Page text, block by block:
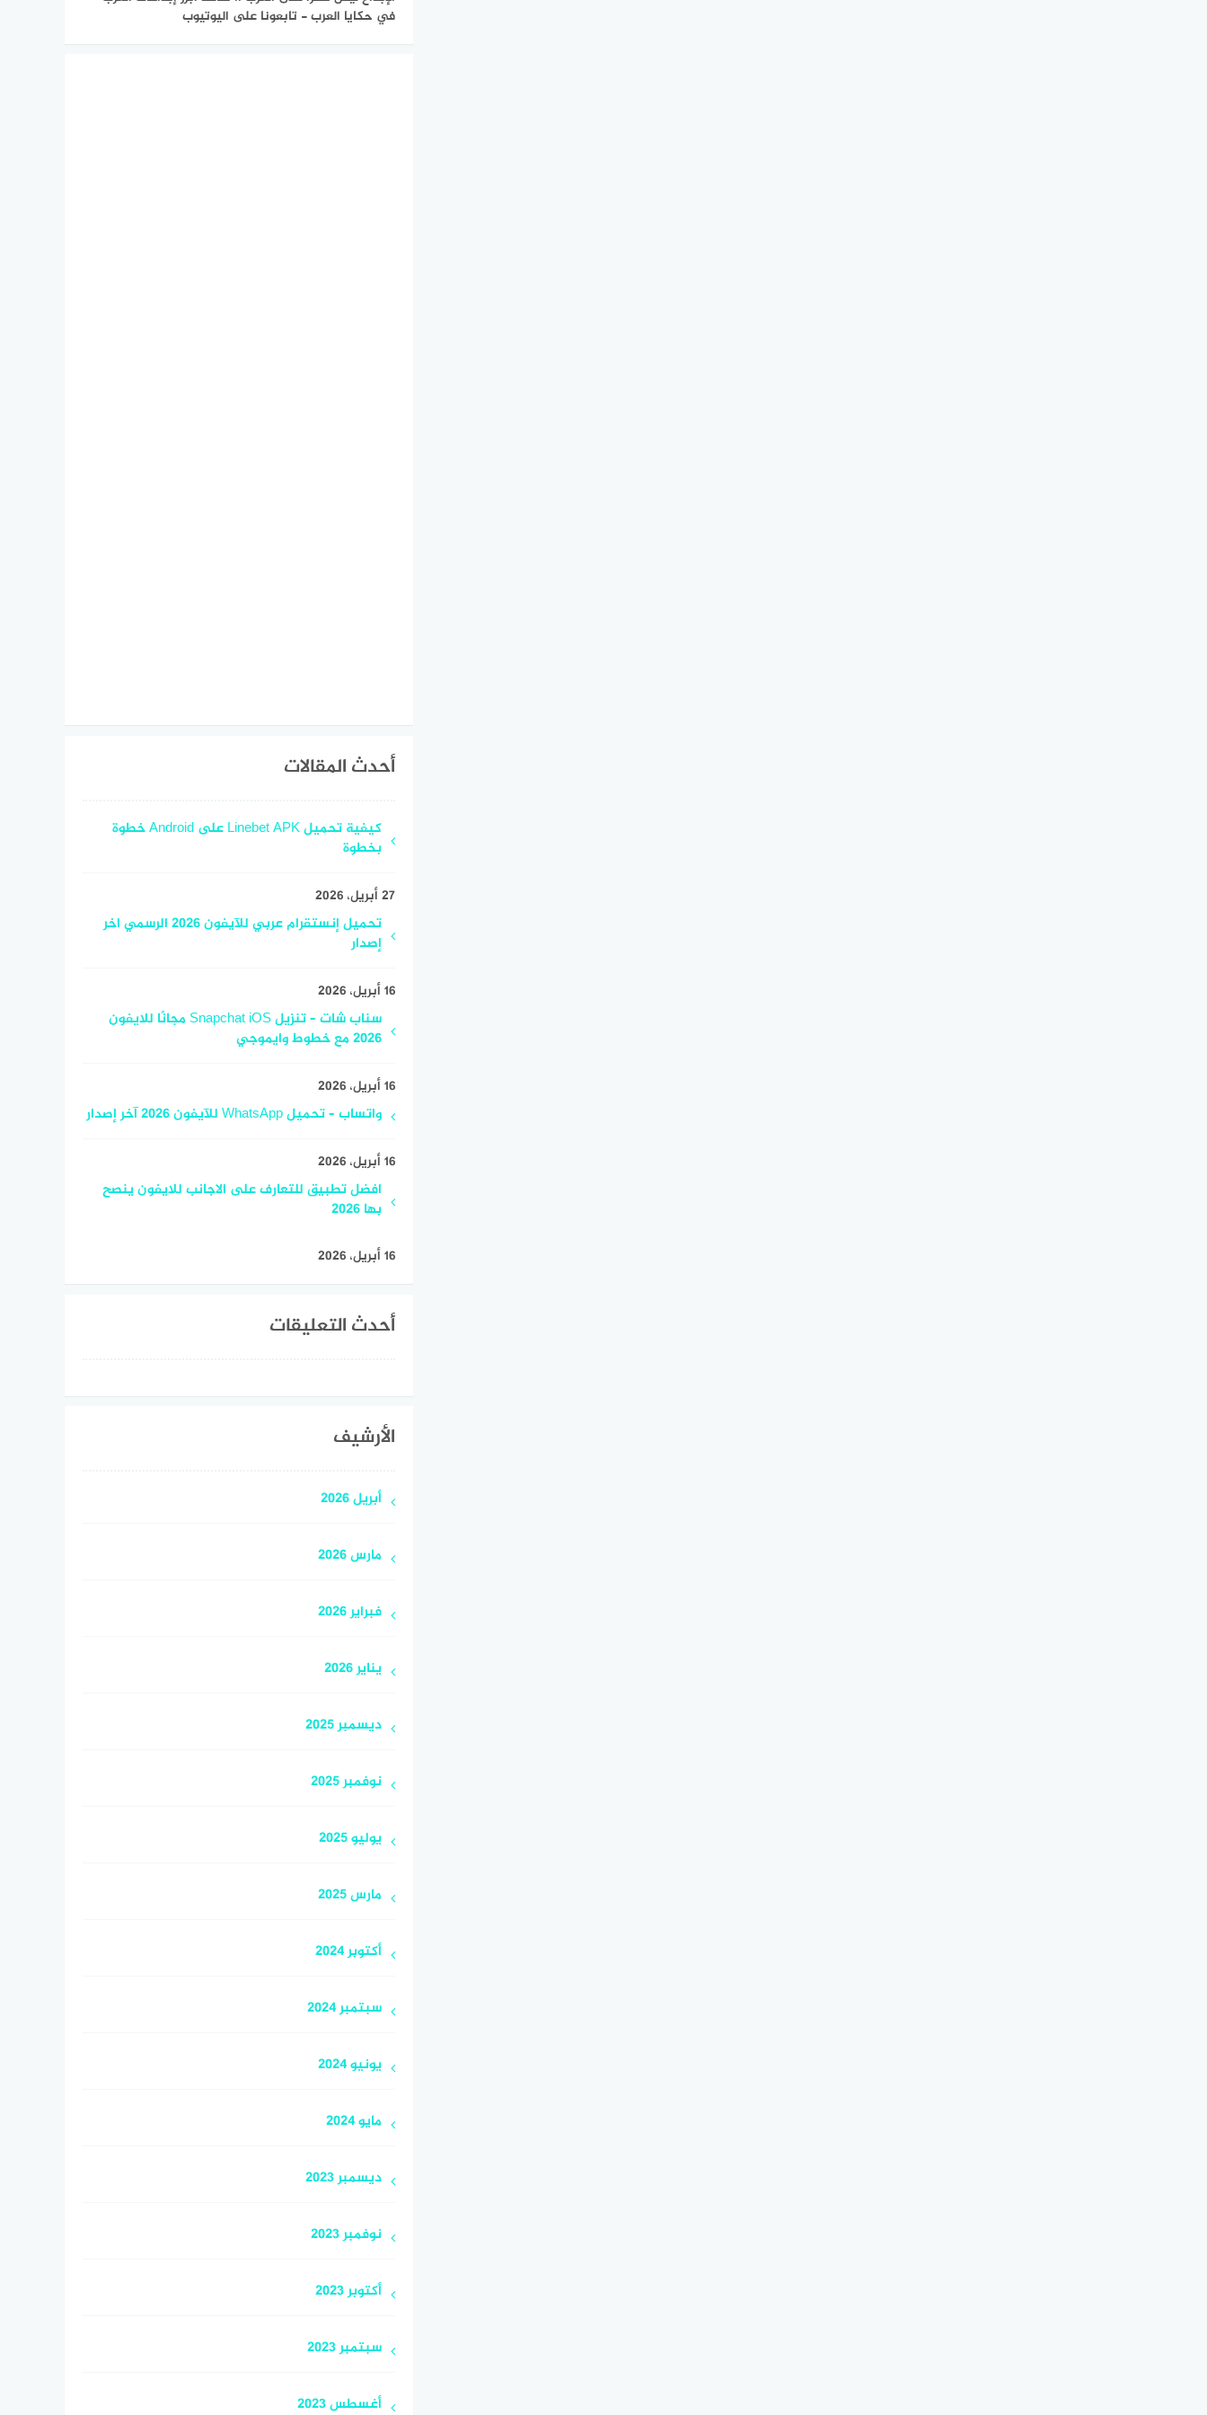
في حكايا العرب - تابعونا على اليوتيوب
أحدث المقالات
كيفية تحميل Linebet APK على Android خطوة
بخطوة
27 أبريل، 2026
تحميل إنستقرام عربي للآيفون 2026 الرسمي اخر
إصدار
16 أبريل، 2026
سناب شات – تنزيل Snapchat iOS مجانًا للايفون
2026 مع خطوط وايموجي
16 أبريل، 2026
واتساب – تحميل WhatsApp للآيفون 2026 آخر إصدار
16 أبريل، 2026
افضل تطبيق للتعارف على الاجانب للايفون ينصح
بها 2026
16 أبريل، 2026
أحدث التعليقات
الأرشيف
أبريل 2026
مارس 2026
فبراير 2026
يناير 2026
ديسمبر 2025
نوفمبر 2025
يوليو 2025
مارس 2025
أكتوبر 2024
سبتمبر 2024
يونيو 2024
مايو 2024
ديسمبر 2023
نوفمبر 2023
أكتوبر 2023
سبتمبر 2023
أغسطس 2023